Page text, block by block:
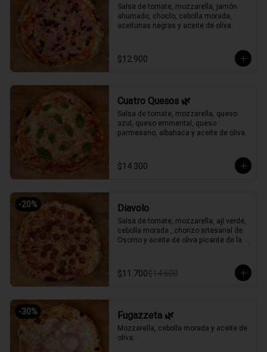
Salsa de tomate, mozzarella, jamón
ahumado, choclo, cebolla morada,
aceitunas negras y aceite de oliva.
$12.900
Cuatro Quesos 🌿
Salsa de tomate, mozzarella, queso
azul, queso emmental, queso
parmesano, albahaca y aceite de oliva.
$14.300
-20% Diavolo
Salsa de tomate, mozzarella, ají verde,
cebolla morada , chorizo artesanal de
Osorno y aceite de oliva picante de la
$11.700$14.600
-30% Fugazzeta 🌿
Mozzarella, cebolla morada y aceite de
oliva.